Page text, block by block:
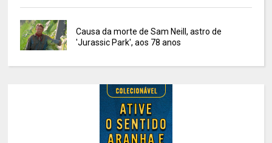
Causa da morte de Sam Neill, astro de
'Jurassic Park', aos 78 anos